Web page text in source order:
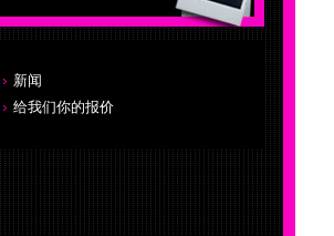
新闻
给我们你的报价